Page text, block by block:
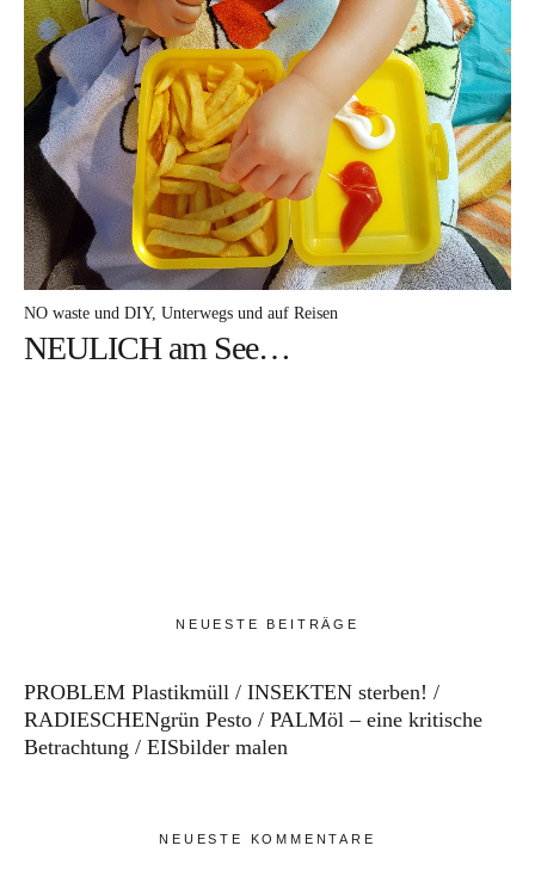
NO waste und DIY Unterwegs und auf Reisen
NEULICH am See…
NEUESTE BEITRÄGE
PROBLEM Plastikmüll
INSEKTEN sterben!
RADIESCHENgrün Pesto
PALMöl – eine kritische
Betrachtung
EISbilder malen
NEUESTE KOMMENTARE